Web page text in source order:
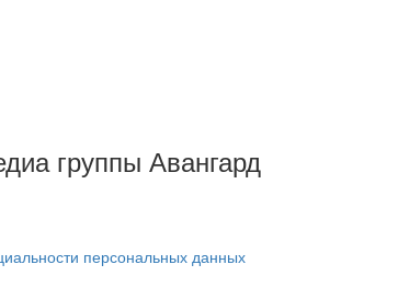
группы Авангард
персональных данных